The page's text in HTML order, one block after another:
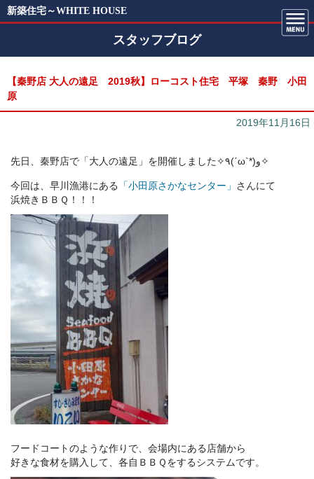
新築住宅～WHITE HOUSE
スタッフブログ
【秦野店 大人の遠足 2019秋】ローコスト住宅 平塚 秦野 小田
原
2019年11月16日
先日、秦野店で「大人の遠足」を開催しました✧٩(ˊωˋ*)و✧
今回は、早川漁港にある 「小田原さかなセンター」 さんにて
浜焼きＢＢＱ！！！
フードコートのような作りで、会場内にある店舗から
好きな食材を購入して、各自ＢＢＱをするシステムです。